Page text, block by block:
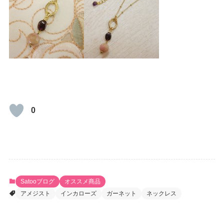
0
Satooブログ
オススメ商品
アメジスト
インカローズ ガーネット ネックレス